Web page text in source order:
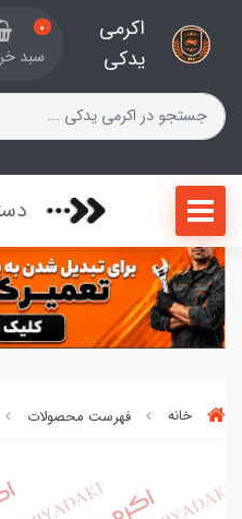
اکرمی
یدکی
0
سبد
خانه فهرست محصولات